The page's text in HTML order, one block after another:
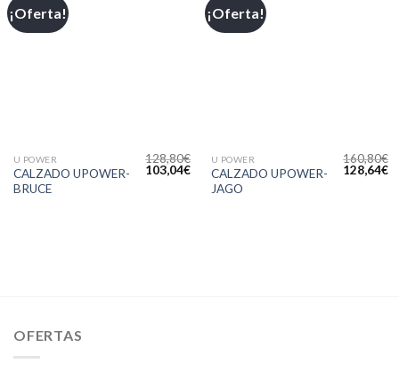
¡Oferta!
U POWER
CALZADO UPOWER-
BRUCE
128,80€
103,04€
¡Oferta!
U POWER
CALZADO UPOWER-
JAGO
160,80€
128,64€
OFERTAS